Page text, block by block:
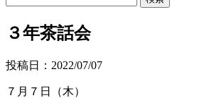
３年茶話会
投稿日：2022/07/07
７月７日（木）